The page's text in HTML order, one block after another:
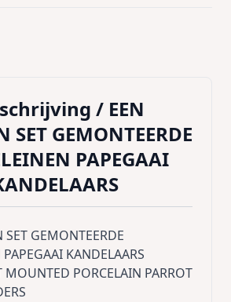
/ EEN
SET GEMONTEERDE
PAPEGAAI
SET GEMONTEERDE
KANDELAARS
MOUNTED PORCELAIN PARROT